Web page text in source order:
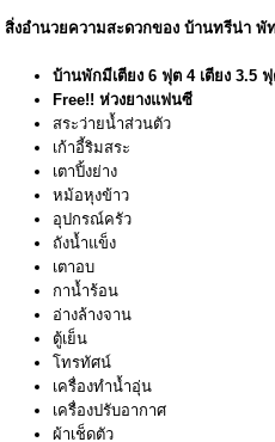
สิ่งอำนวยความสะดวกของ บ้านทรีน่า พั
บ้านพักมีเตียง 6 ฟุต 4 เตียง 3.5
Free!! ห่วงยางแฟนซี
สระว่ายน้ำส่วนตัว
เก้าอี้ริมสระ
เตาปิ้งย่าง
หม้อหุงข้าว
อุปกรณ์ครัว
ถังน้ำแข็ง
เตาอบ
กาน้ำร้อน
อ่างล้างจาน
ตู้เย็น
โทรทัศน์
เครื่องทำน้ำอุ่น
เครื่องปรับอากาศ
ผ้าเช็ดตัว